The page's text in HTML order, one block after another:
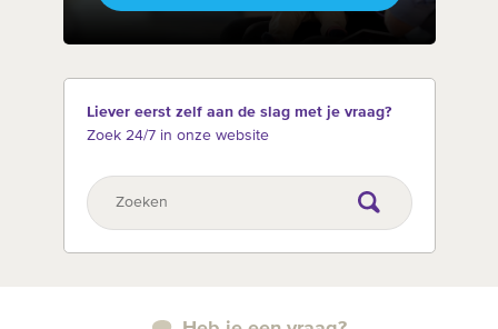
Liever eerst zelf aan de slag met je vraag?
Zoek 24/7 in onze website